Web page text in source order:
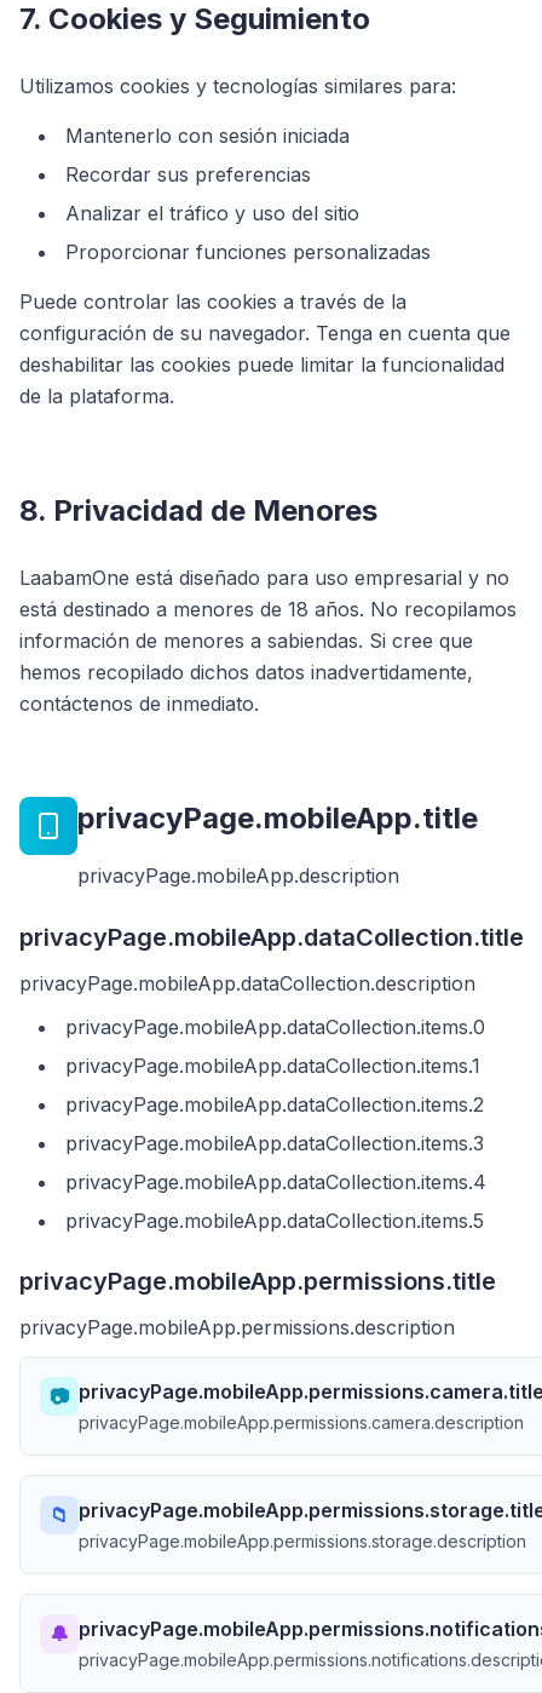
7. Cookies y Seguimiento
Utilizamos cookies y tecnologías similares para:
Mantenerlo con sesión iniciada
Recordar sus preferencias
Analizar el tráfico y uso del sitio
Proporcionar funciones personalizadas
Puede controlar las cookies a través de la
configuración de su navegador. Tenga en cuenta que
deshabilitar las cookies puede limitar la funcionalidad
de la plataforma.
8. Privacidad de Menores
LaabamOne está diseñado para uso empresarial y no
está destinado a menores de 18 años. No recopilamos
información de menores a sabiendas. Si cree que
hemos recopilado dichos datos inadvertidamente,
contáctenos de inmediato.
privacyPage.mobileApp.title
privacyPage.mobileApp.description
privacyPage.mobileApp.dataCollection.title
privacyPage.mobileApp.dataCollection.description
privacyPage.mobileApp.dataCollection.items.0
privacyPage.mobileApp.dataCollection.items.1
privacyPage.mobileApp.dataCollection.items.2
privacyPage.mobileApp.dataCollection.items.3
privacyPage.mobileApp.dataCollection.items.4
privacyPage.mobileApp.dataCollection.items.5
privacyPage.mobileApp.permissions.title
privacyPage.mobileApp.permissions.description
📷
privacyPage.mobileApp.permissions.camera.description
📁
privacyPage.mobileApp.permissions.storage.description
🔔